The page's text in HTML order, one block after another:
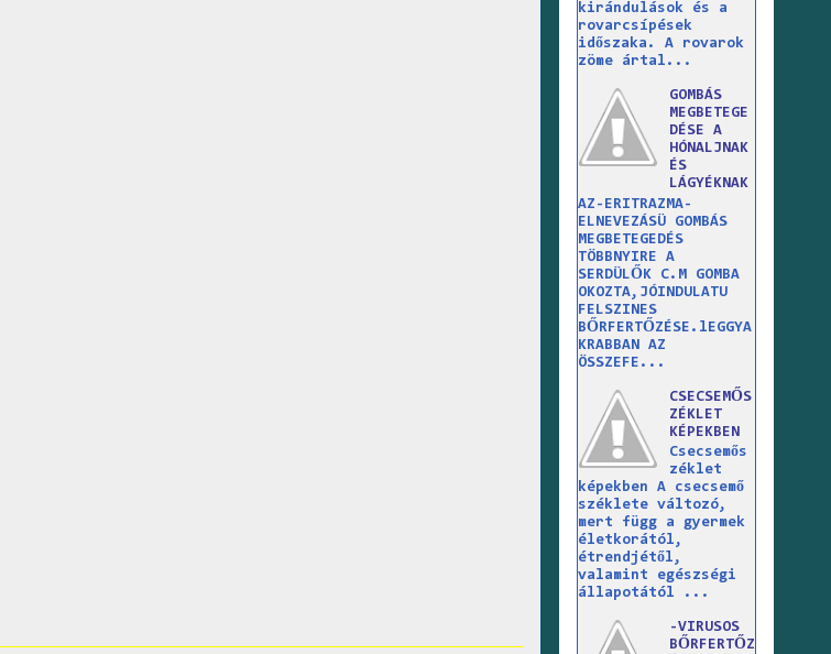
kirándulások és a
rovarcsípések
időszaka. A rovarok
zöme ártal...
GOMBÁS
MEGBETEGE
DÉSE A
HÓNALJNAK
ÉS
LÁGYÉKNAK
AZ-ERITRAZMA-
ELNEVEZÁSÜ GOMBÁS
MEGBETEGEDÉS
TÖBBNYIRE A
SERDÜLŐK C.M GOMBA
OKOZTA,JÓINDULATU
FELSZINES
BŐRFERTŐZÉSE.lEGGYA
KRABBAN AZ
ÖSSZEFE...
CSECSEMŐS
ZÉKLET
KÉPEKBEN
Csecsemős
zéklet
képekben A csecsemő
széklete változó,
mert függ a gyermek
életkorától,
étrendjétől,
valamint egészségi
állapotától ...
-VIRUSOS
BŐRFERTŐZ